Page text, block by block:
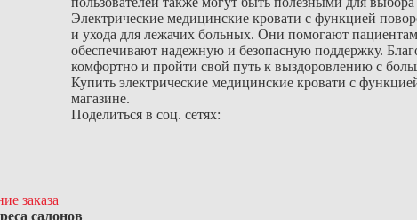
Электрические медицинские кровати с функцией
и ухода для лежачих больных. Они помогают
обеспечивают надежную и безопасную поддержку.
комфортно и пройти свой путь к выздоровлению с
Купить электрические медицинские кровати с
магазине.
Поделиться в соц. сетях:
заказа
салонов